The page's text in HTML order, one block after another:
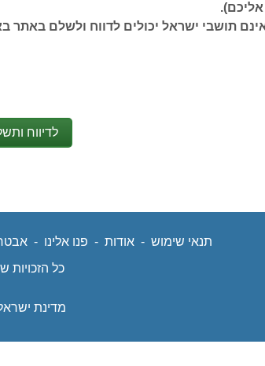
תושבי ישראל יכולים לדווח ולשלם
תנאי שימוש
נפתח - אודות
נפתח - פנו אלינו
נפתח
בחלון
חדש
-
כל הזכויות
מדינת